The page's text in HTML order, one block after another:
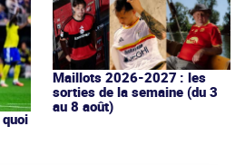
Maillots 2026-2027 : les
sorties de la semaine (du 3
au 8 août)